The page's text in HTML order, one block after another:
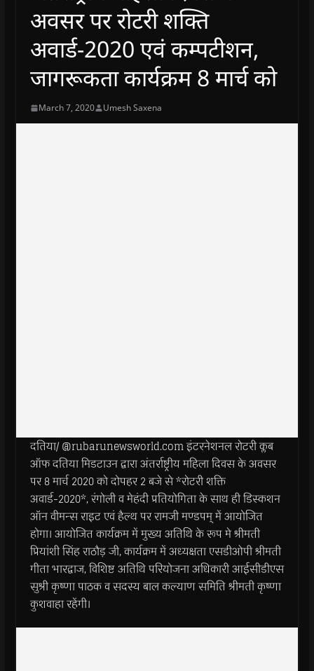
अवसर पर रोटरी शक्ति
अवार्ड-2020 एवं कम्पटीशन,
जागरूकता कार्यक्रम 8 मार्च को
March 7, 2020 Umesh Saxena
दतिया/ @rubarunewsworld.com इंटरनेशनल रोटरी क्लब
ऑफ दतिया मिडटाउन द्वारा अंतर्राष्ट्रीय महिला दिवस के अवसर
पर 8 मार्च 2020 को दोपहर 2 बजे से *रोटरी शक्ति
अवार्ड-2020*, रंगोली व मेहंदी प्रतियोगिता के साथ ही डिस्कशन
ऑन वीमन्स राइट एवं हैल्थ पर रामजी मण्डपम् में आयोजित
होगा। आयोजित कार्यक्रम में मुख्य अतिथि के रूप मे श्रीमती
प्रियांशी सिंह राठौड़ जी, कार्यक्रम में अध्यक्षता एसडीओपी श्रीमती
गीता भारद्वाज, विशिष्ट अतिथि परियोजना अधिकारी आईसीडीएस
सुश्री कृष्णा पाठक व सदस्य बाल कल्याण समिति श्रीमती कृष्णा
कुशवाहा रहेंगी।